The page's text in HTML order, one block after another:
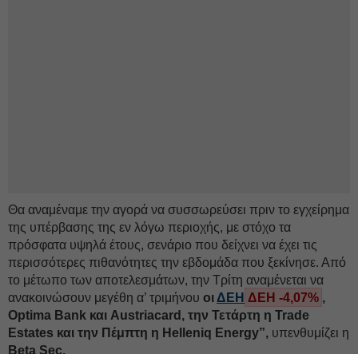
Θα αναμέναμε την αγορά να συσσωρεύσει πριν το εγχείρημα
της υπέρβασης της εν λόγω περιοχής, με στόχο τα
πρόσφατα υψηλά έτους, σενάριο που δείχνει να έχει τις
περισσότερες πιθανότητες την εβδομάδα που ξεκίνησε. Από
το μέτωπο των αποτελεσμάτων, την Τρίτη αναμένεται να
ανακοινώσουν μεγέθη α’ τριμήνου οιΔΕΗ ΔΕΗ -4,07% ,
Optima Bank και Austriacard, την Τετάρτη η Trade
Estates και την Πέμπτη η Helleniq Energy”, υπενθυμίζει η
Beta Sec.